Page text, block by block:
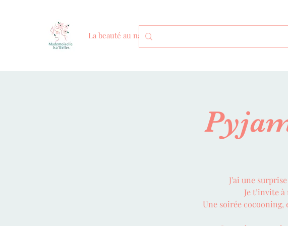
La beauté au naturel
J’ai une
Je t’invite
Une soirée cocooning,